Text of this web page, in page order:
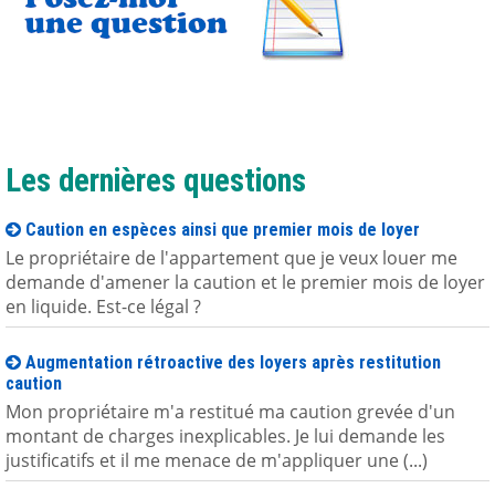
Les dernières questions
Caution en espèces ainsi que premier mois de loyer
Le propriétaire de l'appartement que je veux louer me
demande d'amener la caution et le premier mois de loyer
en liquide. Est-ce légal ?
Augmentation rétroactive des loyers après restitution
caution
Mon propriétaire m'a restitué ma caution grevée d'un
montant de charges inexplicables. Je lui demande les
justificatifs et il me menace de m'appliquer une (...)